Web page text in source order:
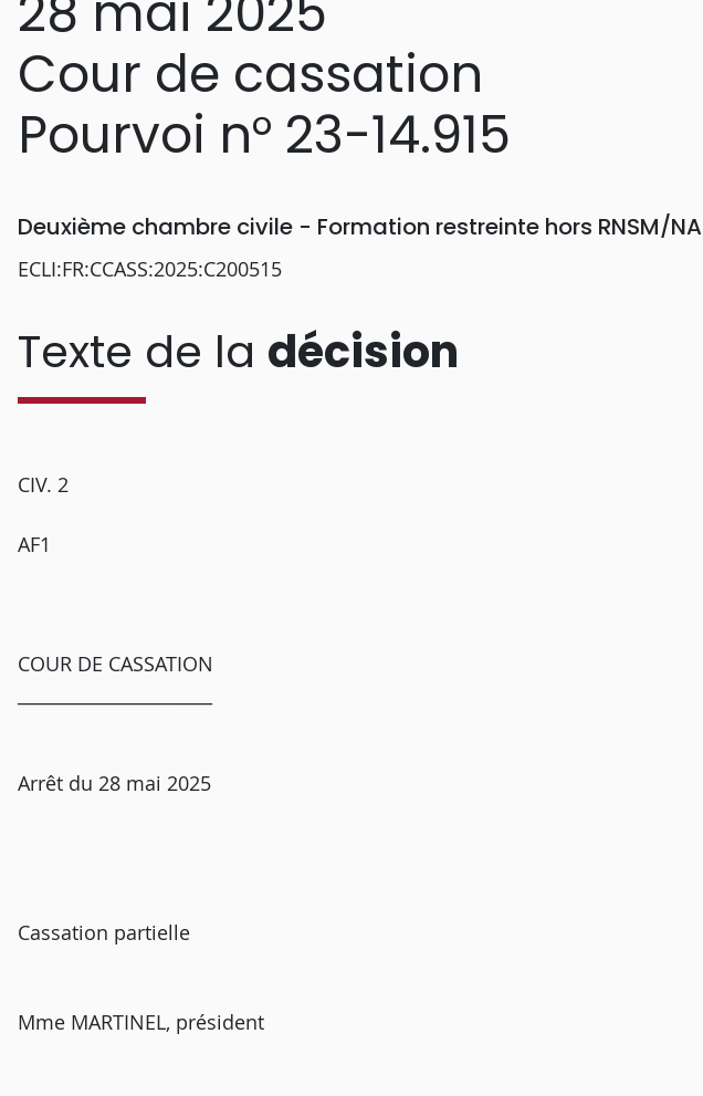
Cour de cassation
Pourvoi n° 23-14.915
Deuxième chambre civile - Formation restreinte hors RNSM/NA
ECLI:FR:CCASS:2025:C200515
Texte de la décision
CIV. 2
AF1
COUR DE CASSATION
Arrêt du 28 mai 2025
Cassation partielle
Mme MARTINEL, président